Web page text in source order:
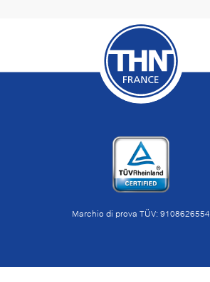
Marchio di prova TÜV: 9108626554